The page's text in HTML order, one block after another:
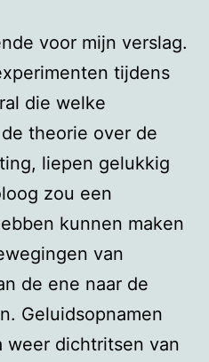
voor mijn verslag.
tijdens
die welke
theorie over de
liepen gelukkig
zou een
kunnen maken
van
de ene naar de
Geluidsopnamen
weer dichtritsen van